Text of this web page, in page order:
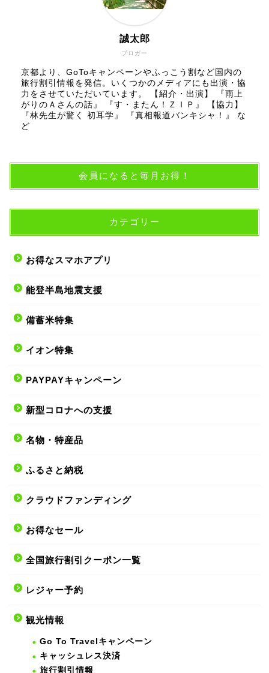
ブロガー
誠太郎
京都より、GoToキャンペーンやふっこう割など国内の
旅行割引情報を発信。いくつかのメディアにも出演・協
力をさせていただいています。 【紹介・出演】 『雨上
がりのＡさんの話』 『す・またん！ＺＩＰ』 【協力】
『林先生が驚く 初耳学』 『真相報道バンキシャ！』 な
ど
会員になると毎月お得！
カテゴリー
お得なスマホアプリ
能登半島地震支援
備蓄米特集
イオン特集
PAYPAYキャンペーン
新型コロナへの支援
名物・特産品
ふるさと納税
クラウドファンディング
お得なセール
全国旅行割引クーポン一覧
レジャー予約
観光情報
Go To Travelキャンペーン
キャッシュレス決済
旅行割引情報